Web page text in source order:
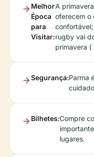
Melhor
Época
para
Visitar:
A
oferecem o
rugby vai
primavera (
Segurança:Parma
Bilhetes:Compre
lugares.